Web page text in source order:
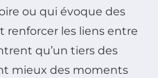
ou qui évoque des
renforcer les liens entre
qu’un tiers des
mieux des moments